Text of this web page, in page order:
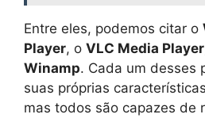
Entre eles, podemos citar o
Player, o VLC Media Player
Winamp. Cada um desses
suas próprias
mas todos são capazes de